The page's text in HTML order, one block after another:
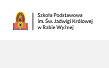
content